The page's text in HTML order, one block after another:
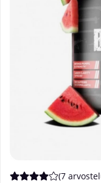
(7